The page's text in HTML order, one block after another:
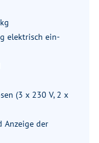
elektrisch ein-
(3 x 230 V, 2 x
Anzeige der